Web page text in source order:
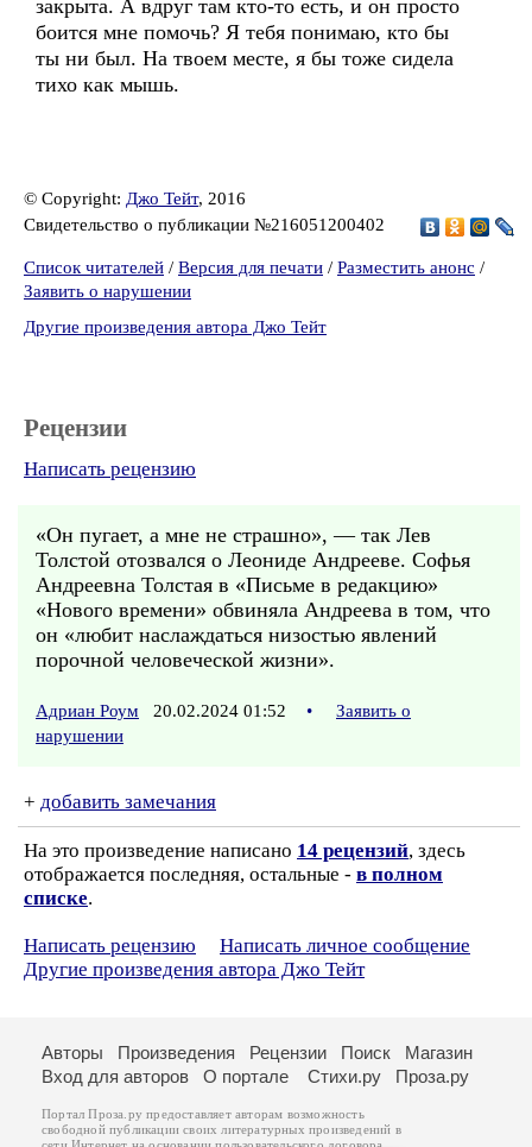
закрыта. А вдруг там кто-то есть, и он просто
боится мне помочь? Я тебя понимаю, кто бы
ты ни был. На твоем месте, я бы тоже сидела
тихо как мышь.
© Copyright: Джо Тейт, 2016
Свидетельство о публикации №216051200402
Список читателей / Версия для печати / Разместить анонс /
Заявить о нарушении
Другие произведения автора Джо Тейт
Рецензии
Написать рецензию
«Он пугает, а мне не страшно», — так Лев
Толстой отозвался о Леониде Андрееве. Софья
Андреевна Толстая в «Письме в редакцию»
«Нового времени» обвиняла Андреева в том, что
он «любит наслаждаться низостью явлений
порочной человеческой жизни».
Адриан Роум 20.02.2024 01:52 •
Заявить о
нарушении
+ добавить замечания
На это произведение написано 14 рецензий, здесь
отображается последняя, остальные - в полном
списке.
Написать рецензию
Написать личное сообщение
Другие произведения автора Джо Тейт
Авторы Произведения Рецензии Поиск
Магазин
Вход для авторов
О портале Стихи.ру Проза.ру
Портал Проза.ру предоставляет авторам возможность
свободной публикации своих литературных произведений в